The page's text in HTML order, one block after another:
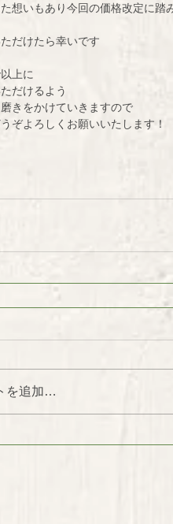
想いもあり今回の価格改定に踏
だけたら幸いです
上に
だけるよう
きをかけていきますので
ぞよろしくお願いいたします！
を追加…